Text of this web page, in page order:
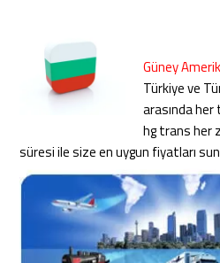
Güney
Türkiye ve
arasında
hg trans her
süresi ile size en uygun fiyatları